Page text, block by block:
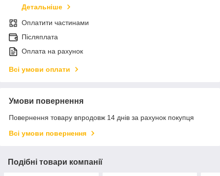
Детальніше
Оплатити частинами
Післяплата
Оплата на рахунок
Всі умови оплати
Умови повернення
Повернення товару впродовж 14 днів за рахунок покупця
Всі умови повернення
Подібні товари компанії